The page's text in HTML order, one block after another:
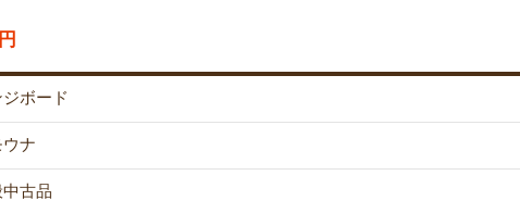
円
ジボード
ナ
古品